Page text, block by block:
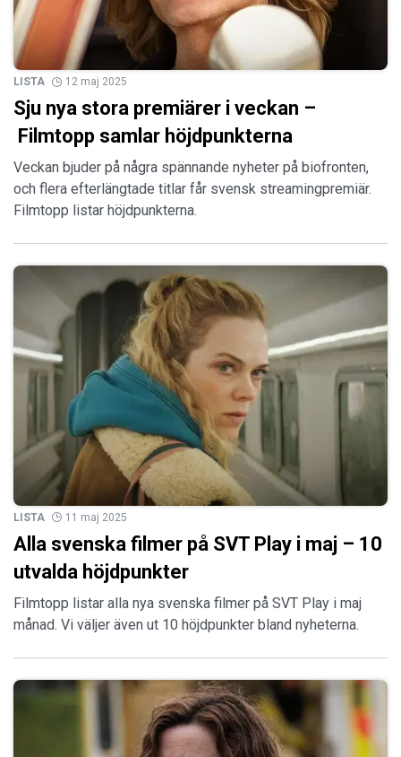
LISTA 12 maj 2025
Sju nya stora premiärer i veckan –
Filmtopp samlar höjdpunkterna
Veckan bjuder på några spännande nyheter på biofronten,
och flera efterlängtade titlar får svensk streamingpremiär.
Filmtopp listar höjdpunkterna.
LISTA 11 maj 2025
Alla svenska filmer på SVT Play i maj – 10
utvalda höjdpunkter
Filmtopp listar alla nya svenska filmer på SVT Play i maj
månad. Vi väljer även ut 10 höjdpunkter bland nyheterna.